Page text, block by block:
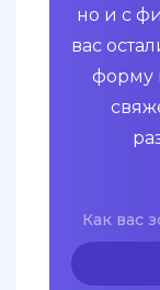
но и с
вас
форму
Как вас